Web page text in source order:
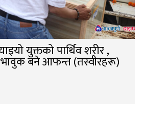
युक्तको पार्थिव शरीर ,
बने आफन्त (तस्वीरहरू)